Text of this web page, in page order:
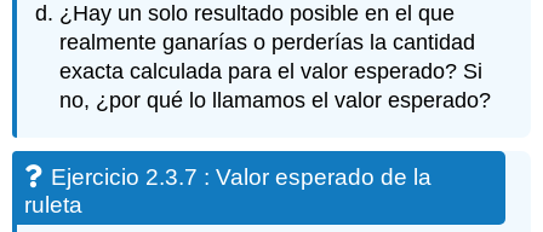
¿Hay un solo resultado posible en el que
realmente ganarías o perderías la cantidad
exacta calculada para el valor esperado? Si
no, ¿por qué lo llamamos el valor esperado?
Ejercicio 2.3.7 : Valor esperado de la
ruleta